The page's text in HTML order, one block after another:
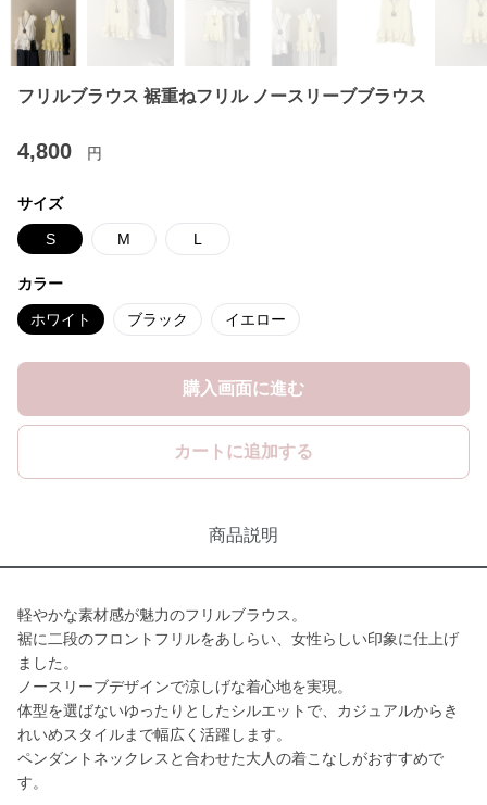
フリルブラウス 裾重ねフリル ノースリーブブラウス
4,800 円
サイズ
S M L
カラー
ホワイト ブラック イエロー
購入画面に進む
カートに追加する
商品説明
軽やかな素材感が魅力のフリルブラウス。
裾に二段のフロントフリルをあしらい、女性らしい印象に仕上げ
ました。
ノースリーブデザインで涼しげな着心地を実現。
体型を選ばないゆったりとしたシルエットで、カジュアルからき
れいめスタイルまで幅広く活躍します。
ペンダントネックレスと合わせた大人の着こなしがおすすめで
す。